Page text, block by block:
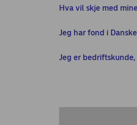
Hva vil skje med
Jeg har fond i
Jeg er